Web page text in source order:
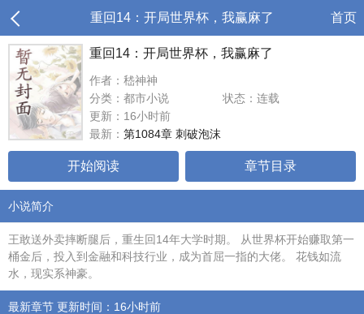
重回14：开局世界杯，我赢麻了 首页
重回14：开局世界杯，我赢麻了
作者：嵇神神
分类：都市小说
状态：连载
更新：16小时前
最新： 第1084章 刺破泡沫
开始阅读 章节目录
小说简介
王敢送外卖摔断腿后，重生回14年大学时期。 从世界杯开始赚取第一
桶金后，投入到金融和科技行业，成为首屈一指的大佬。 花钱如流
水，现实系神豪。
最新章节 更新时间：16小时前